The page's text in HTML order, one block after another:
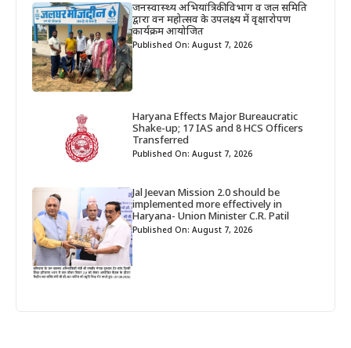
जनस्वास्थ्य अभियांत्रिकी विभाग व जल समिति
द्वारा वन महोत्सव के उपलक्ष्य में वृक्षारोपण
कार्यक्रम आयोजित
Published On: August 7, 2026
Haryana Effects Major Bureaucratic
Shake-up; 17 IAS and 8 HCS Officers
Transferred
Published On: August 7, 2026
Jal Jeevan Mission 2.0 should be
implemented more effectively in
Haryana- Union Minister C.R. Patil
Published On: August 7, 2026